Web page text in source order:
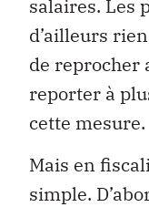
salaires. Les
d’ailleurs
de reprocher
reporter à
cette mesure.
Mais en
simple.